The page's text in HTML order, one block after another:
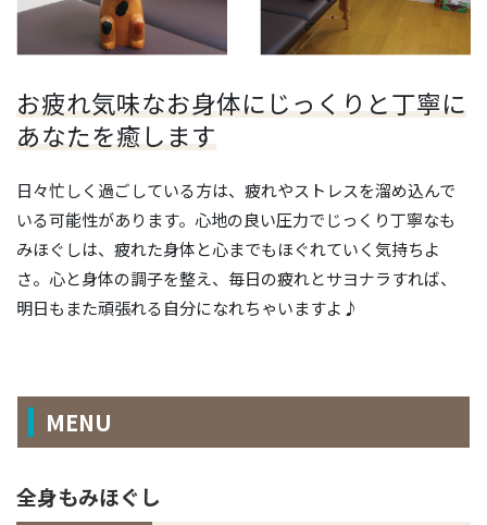
お疲れ気味なお身体にじっくりと丁寧に
あなたを癒します
日々忙しく過ごしている方は、疲れやストレスを溜め込んで
いる可能性があります。心地の良い圧力でじっくり丁寧なも
みほぐしは、疲れた身体と心までもほぐれていく気持ちよ
さ。心と身体の調子を整え、毎日の疲れとサヨナラすれば、
明日もまた頑張れる自分になれちゃいますよ♪
MENU
全身もみほぐし